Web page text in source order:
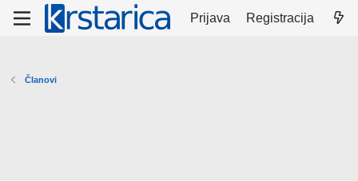
Prijava Registracija
Članovi